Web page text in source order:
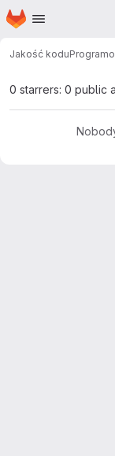
Skip to main content
Homepage
Jakość kodu
0 starrers: 0 public